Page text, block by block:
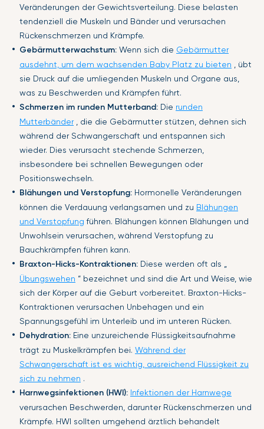
Veränderungen der Gewichtsverteilung. Diese belasten
tendenziell die Muskeln und Bänder und verursachen
Rückenschmerzen und Krämpfe.
Gebärmutterwachstum: Wenn sich die Gebärmutter
ausdehnt, um dem wachsenden Baby Platz zu bieten , übt
sie Druck auf die umliegenden Muskeln und Organe aus,
was zu Beschwerden und Krämpfen führt.
Schmerzen im runden Mutterband: Die runden
Mutterbänder, die die Gebärmutter stützen, dehnen sich
während der Schwangerschaft und entspannen sich
wieder. Dies verursacht stechende Schmerzen,
insbesondere bei schnellen Bewegungen oder
Positionswechseln.
Blähungen und Verstopfung: Hormonelle Veränderungen
können die Verdauung verlangsamen und zu Blähungen
und Verstopfung führen. Blähungen können Blähungen und
Unwohlsein verursachen, während Verstopfung zu
Bauchkrämpfen führen kann.
Braxton-Hicks-Kontraktionen: Diese werden oft als „
Übungswehen “ bezeichnet und sind die Art und Weise, wie
sich der Körper auf die Geburt vorbereitet. Braxton-Hicks-
Kontraktionen verursachen Unbehagen und ein
Spannungsgefühl im Unterleib und im unteren Rücken.
Dehydration: Eine unzureichende Flüssigkeitsaufnahme
trägt zu Muskelkrämpfen bei. Während der
Schwangerschaft ist es wichtig, ausreichend Flüssigkeit zu
sich zu nehmen .
Harnwegsinfektionen (HWI): Infektionen der Harnwege
verursachen Beschwerden, darunter Rückenschmerzen und
Krämpfe. HWI sollten umgehend ärztlich behandelt